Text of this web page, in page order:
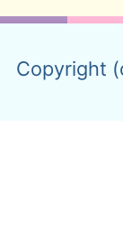
Copyright